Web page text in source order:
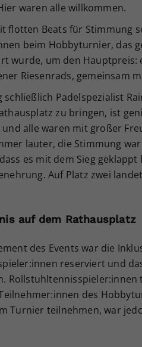
waren alle willkommen.
flotten Beats für Stimmung
beim Hobbyturnier, das
wurde, um den Hauptpreis:
Riesenrads, gemeinsam
Padelspezialist
zu bringen, ist
alle waren mit großer
lauter, die Stimmung
es mit dem Sieg geklappt
Auf Platz zwei
auf dem Rathausplatz
des Events war die
reserviert und
des
Turnier teilnehmen, war